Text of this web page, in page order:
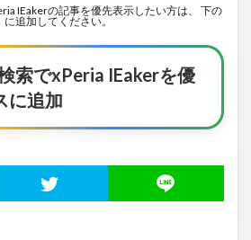
IEakerの記事を優先表示したい方は、 下の
追加してください。
索でxPeria IEakerを優
に追加